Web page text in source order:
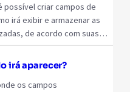
possível criar campos de
irá exibir e armazenar as
de acordo com suas…
irá aparecer?
os campos